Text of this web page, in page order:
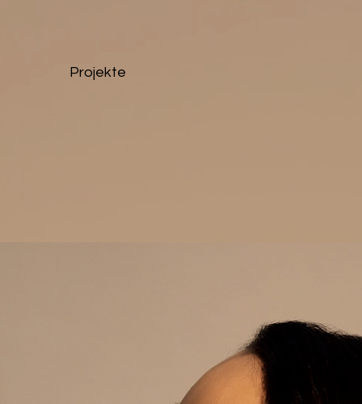
Projekte